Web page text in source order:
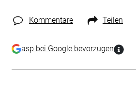
Kommentare Teilen
asp bei Google bevorzugen